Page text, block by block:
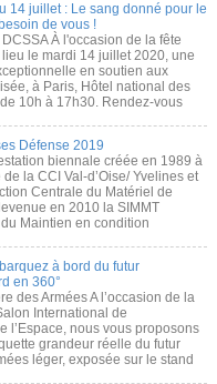
14 juillet : Le sang donné pour le
de vous !
À l'occasion de la fête
le mardi 14 juillet 2020, une
en soutien aux
à Paris, Hôtel national des
10h à 17h30. Rendez-vous
Défense 2019
biennale créée en 1989 à
de la CCI Val-d’Oise/ Yvelines et
Centrale du Matériel de
en 2010 la SIMMT
Maintien en condition
à bord du futur
en 360°
des Armées A l’occasion de la
International de
l’Espace, nous vous proposons
grandeur réelle du futur
léger, exposée sur le stand